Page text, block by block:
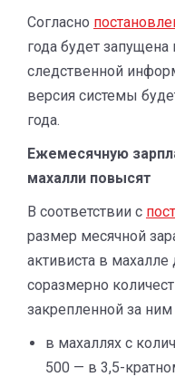
Согласно
года будет
следственной
версия системы
года.
Ежемесячную
махалли повысят
В соответствии с
размер месячной
активиста в
соразмерно
закрепленной за
в махаллях с
500 — в 3,5-